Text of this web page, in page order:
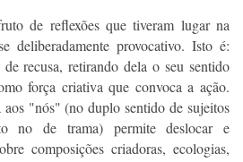
de reflexões que tiveram lugar na
deliberadamente provocativo. Isto é:
recusa, retirando dela o seu sentido
força criativa que convoca a ação.
aos "nós" (no duplo sentido de sujeitos
no de trama) permite deslocar e
composições criadoras, ecologias,